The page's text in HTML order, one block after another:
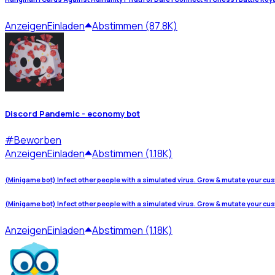
AnzeigenEinladen Abstimmen (87.8K)
Discord Pandemic - economy bot
#Beworben
AnzeigenEinladen Abstimmen (1.18K)
(Minigame bot) Infect other people with a simulated virus. Grow & mutate your
(Minigame bot) Infect other people with a simulated virus. Grow & mutate your
AnzeigenEinladen Abstimmen (1.18K)